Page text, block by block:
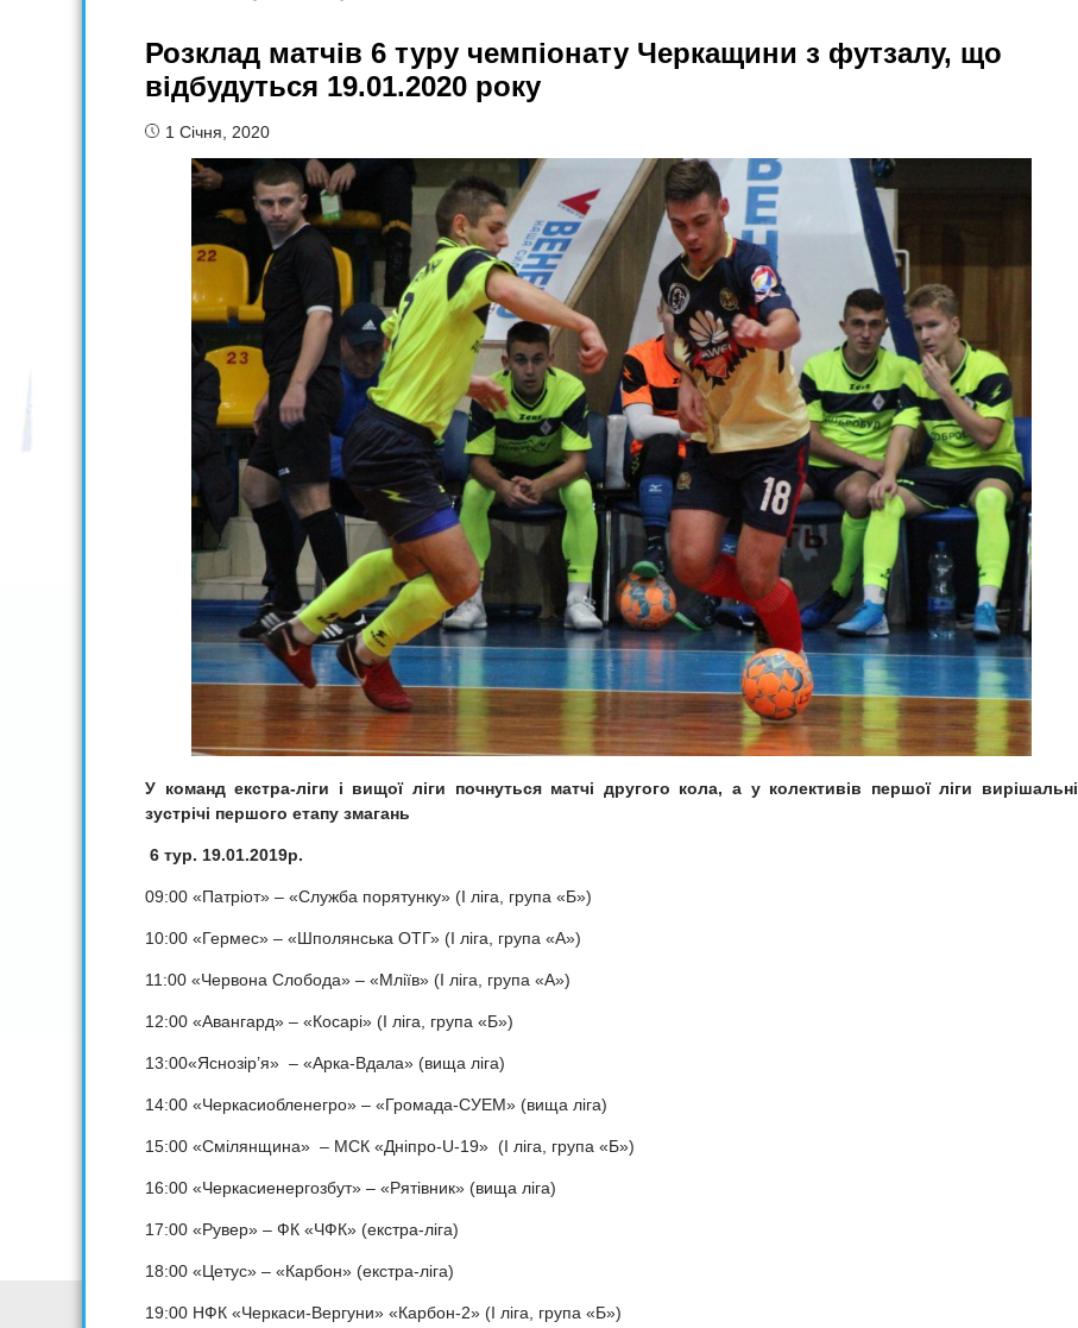
Розклад матчів 6 туру чемпіонату Черкащини з футзалу, що
відбудуться 19.01.2020 року
1 Січня, 2020
У команд екстра-ліги і вищої ліги почнуться матчі другого кола, а у колективів першої ліги вирішальні
зустрічі першого етапу змагань
6 тур. 19.01.2019р.
09:00 «Патріот» – «Служба порятунку» (I ліга, група «Б»)
10:00 «Гермес» – «Шполянська ОТГ» (I ліга, група «А»)
11:00 «Червона Слобода» – «Мліїв» (I ліга, група «А»)
12:00 «Авангард» – «Косарі» (I ліга, група «Б»)
13:00«Яснозір’я» – «Арка-Вдала» (вища ліга)
14:00 «Черкасиобленегро» – «Громада-СУЕМ» (вища ліга)
15:00 «Смілянщина» – МСК «Дніпро-U-19» (I ліга, група «Б»)
16:00 «Черкасиенергозбут» – «Рятівник» (вища ліга)
17:00 «Рувер» – ФК «ЧФК» (екстра-ліга)
18:00 «Цетус» – «Карбон» (екстра-ліга)
19:00 НФК «Черкаси-Вергуни» «Карбон-2» (I ліга, група «Б»)